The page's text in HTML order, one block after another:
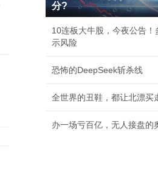
分?
10连板大牛股，今夜公告！
示风险
恐怖的DeepSeek斩杀线
全世界的丑鞋，都让北漂买
办一场亏百亿，无人接盘的